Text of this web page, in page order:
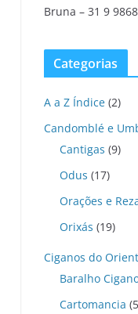
Bruna – 31 9
Categorias
A a Z Índice (2)
Candomblé e
Cantigas (9)
Odus (17)
Orações e
Orixás (19)
Ciganos do
Baralho
Cartomancia